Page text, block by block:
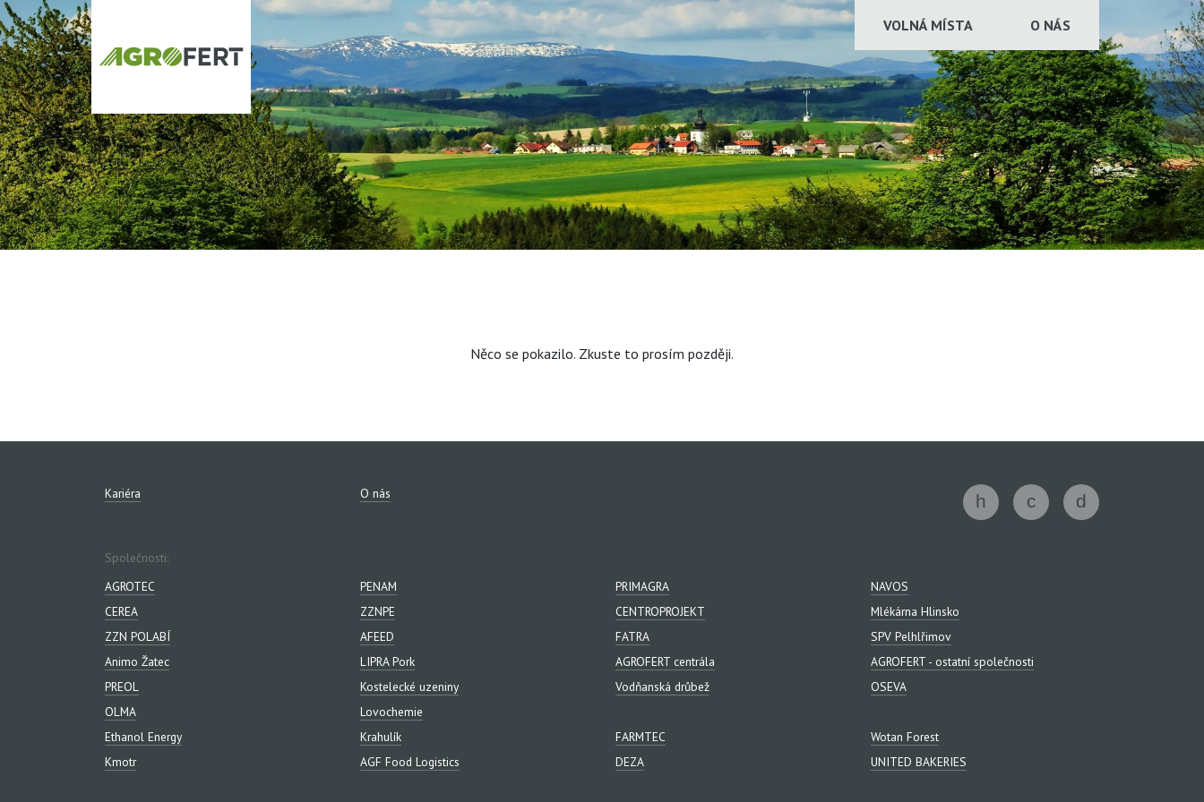
VOLNÁ MÍSTA O NÁS
Něco se pokazilo. Zkuste to prosím později.
Kariéra O nás
Společnosti:
AGROTEC
PENAM PRIMAGRA
NAVOS
CEREA
ZZNPE CENTROPROJEKT
Mlékárna Hlinsko
ZZN POLABÍ
AFEED FATRA
SPV Pelhlřimov
Animo Žatec
LIPRA Pork AGROFERT centrála
AGROFERT - ostatní společnosti
PREOL
Kostelecké uzeniny Vodňanská drůbež
OSEVA
OLMA
Lovochemie
Ethanol Energy
Krahulík FARMTEC
Wotan Forest
Kmotr
AGF Food Logistics DEZA UNITED BAKERIES